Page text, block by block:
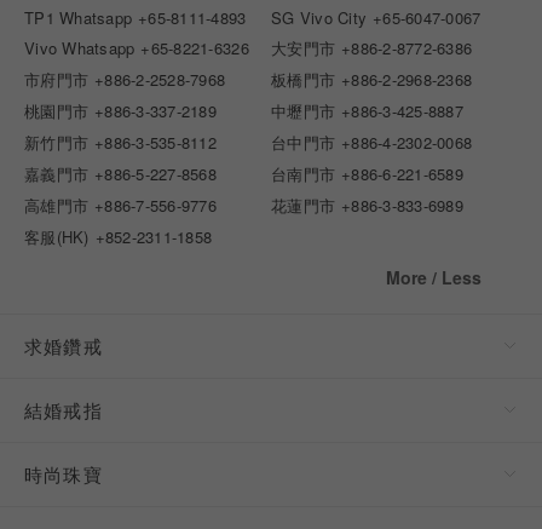
TP1 Whatsapp +65-8111-4893 SG Vivo City +65-6047-0067
Vivo Whatsapp +65-8221-6326 大安門市 +886-2-8772-6386
市府門市 +886-2-2528-7968 板橋門市 +886-2-2968-2368
桃園門市 +886-3-337-2189 中壢門市 +886-3-425-8887
新竹門市 +886-3-535-8112 台中門市 +886-4-2302-0068
嘉義門市 +886-5-227-8568 台南門市 +886-6-221-6589
高雄門市 +886-7-556-9776 花蓮門市 +886-3-833-6989
客服(HK) +852-2311-1858
More / Less
求婚鑽戒
結婚戒指
時尚珠寶